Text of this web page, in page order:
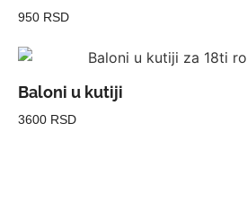
950 RSD
Baloni u kutiji
3600 RSD